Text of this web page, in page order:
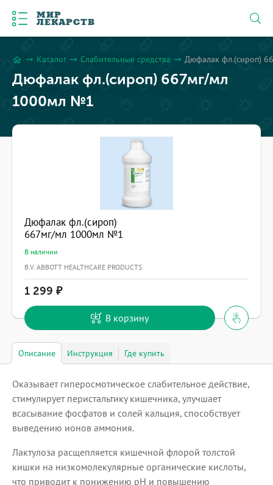
МИР
ЛЕКАРСТВ
home arrow_right_alt Каталог arrow_right_alt Слабительные средства arrow_right_alt Дюфалак фл.(сироп)
Дюфалак фл.(сироп) 667мг/мл
1000мл №1
Дюфалак фл.(сироп)
667мг/мл 1000мл №1
В наличии
B.V. ABBOTT HEALTHCARE PRODUCTS
1 299
В корзину
Описание Инструкция Где купить
Оказывает гиперосмотическое слабительное действие,
стимулирует перистальтику кишечника, улучшает
всасывание фосфатов и солей кальция, способствует
выведению ионов аммония.
Лактулоза расщепляется кишечной флорой толстой
кишки на низкомолекулярные органические кислоты,
что приводит к понижению рН и повышению